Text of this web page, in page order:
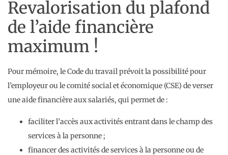
Revalorisation du plafond
de l’aide financière
maximum !
Pour mémoire, le Code du travail prévoit la possibilité pour
l’employeur ou le comité social et économique (CSE) de verser
une aide financière aux salariés, qui permet de :
faciliter l’accès aux activités entrant dans le champ des
services à la personne ;
financer des activités de services à la personne ou de